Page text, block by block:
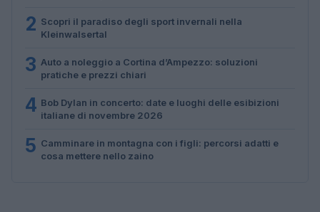
2 Scopri il paradiso degli sport invernali nella
Kleinwalsertal
3 Auto a noleggio a Cortina d’Ampezzo: soluzioni
pratiche e prezzi chiari
4 Bob Dylan in concerto: date e luoghi delle esibizioni
italiane di novembre 2026
5 Camminare in montagna con i figli: percorsi adatti e
cosa mettere nello zaino